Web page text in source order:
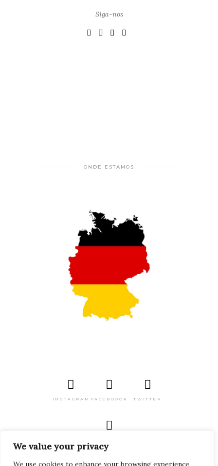
We value your privacy
We use cookies to enhance your browsing experience,
Siga-nos
ONDE ESTAMOS
INSTAGRAM FACEBOOOK TWITTER